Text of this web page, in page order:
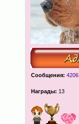
Сообщения: 4206
Награды: 13